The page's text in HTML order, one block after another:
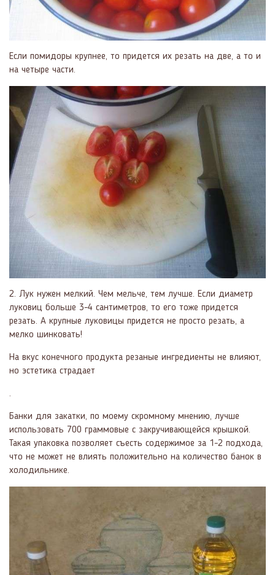
Если помидоры крупнее, то придется их резать на две, а то и
на четыре части.
2. Лук нужен мелкий. Чем мельче, тем лучше. Если диаметр
луковиц больше 3-4 сантиметров, то его тоже придется
резать. А крупные луковицы придется не просто резать, а
мелко шинковать!
На вкус конечного продукта резаные ингредиенты не влияют,
но эстетика страдает
.
Банки для закатки, по моему скромному мнению, лучше
использовать 700 граммовые с закручивающейся крышкой.
Такая упаковка позволяет съесть содержимое за 1-2 подхода,
что не может не влиять положительно на количество банок в
холодильнике.